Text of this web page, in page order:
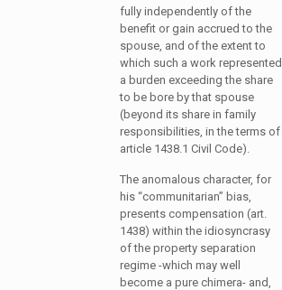
fully independently of the
benefit or gain accrued to the
spouse, and of the extent to
which such a work represented
a burden exceeding the share
to be bore by that spouse
(beyond its share in family
responsibilities, in the terms of
article 1438.1 Civil Code).
The anomalous character, for
his “communitarian” bias,
presents compensation (art.
1438) within the idiosyncrasy
of the property separation
regime -which may well
become a pure chimera- and,